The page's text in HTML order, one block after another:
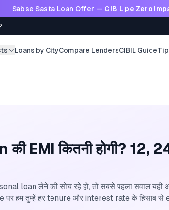
Sabse Sasta Loan Offer — CIBIL pe Zero
Loans by CityCompare LendersCIBIL Guide
EMI कितनी होगी? 12,
loan लेने की सोच रहे हो, तो सबसे पहला सवाल यही
पर हम तुम्हें हर tenure और interest rate के हिसाब